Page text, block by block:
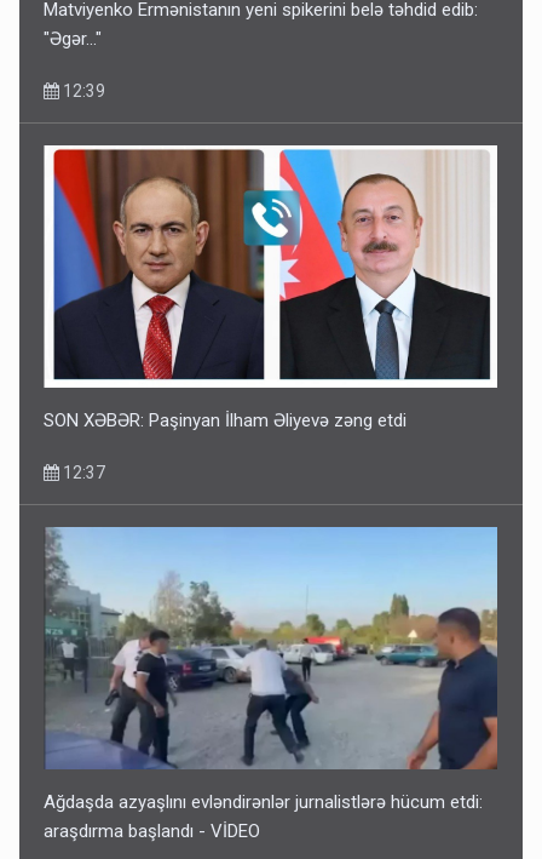
Matviyenko Ermənistanın yeni spikerini belə təhdid edib:
"Əgər..."
12:39
SON XƏBƏR: Paşinyan İlham Əliyevə zəng etdi
12:37
Ağdaşda azyaşlını evləndirənlər jurnalistlərə hücum etdi:
araşdırma başlandı - VİDEO